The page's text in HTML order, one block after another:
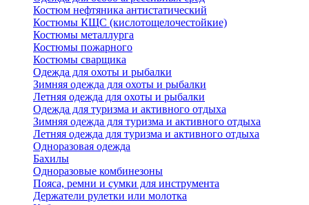
Костюм нефтяника антистатический
Костюмы КЩС (кислотощелочестойкие)
Костюмы металлурга
Костюмы пожарного
Костюмы сварщика
Одежда для охоты и рыбалки
Зимняя одежда для охоты и рыбалки
Летняя одежда для охоты и рыбалки
Одежда для туризма и активного отдыха
Зимняя одежда для туризма и активного отдыха
Летняя одежда для туризма и активного отдыха
Одноразовая одежда
Бахилы
Одноразовые комбинезоны
Пояса, ремни и сумки для инструмента
Держатели рулетки или молотка